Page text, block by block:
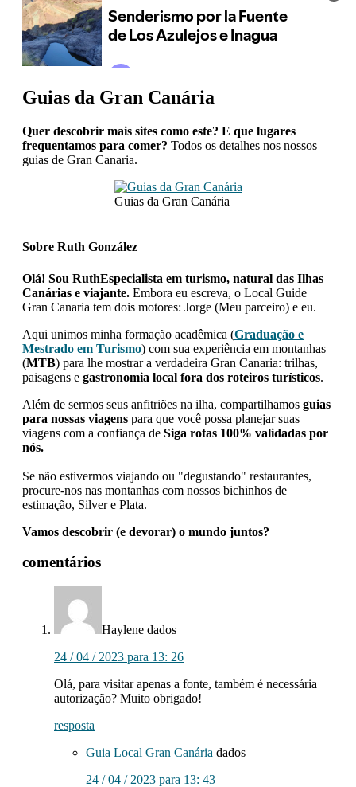
Guias da Gran Canária
Quer descobrir mais sites como este? E que lugares
frequentamos para comer? Todos os detalhes nos nossos
guias de Gran Canaria.
Guias da Gran Canária
Sobre Ruth González
Olá! Sou RuthEspecialista em turismo, natural das Ilhas
Canárias e viajante. Embora eu escreva, o Local Guide
Gran Canaria tem dois motores: Jorge (Meu parceiro) e eu.
Aqui unimos minha formação acadêmica (Graduação e
Mestrado em Turismo) com sua experiência em montanhas
(MTB) para lhe mostrar a verdadeira Gran Canaria: trilhas,
paisagens e gastronomia local fora dos roteiros turísticos.
Além de sermos seus anfitriões na ilha, compartilhamos guias
para nossas viagens para que você possa planejar suas
viagens com a confiança de Siga rotas 100% validadas por
nós.
Se não estivermos viajando ou "degustando" restaurantes,
procure-nos nas montanhas com nossos bichinhos de
estimação, Silver e Plata.
Vamos descobrir (e devorar) o mundo juntos?
Interações
com
leitores
comentários
Haylene dados
24 / 04 / 2023 para 13: 26
Olá, para visitar apenas a fonte, também é necessária
autorização? Muito obrigado!
resposta
Guia Local Gran Canária dados
24 / 04 / 2023 para 13: 43